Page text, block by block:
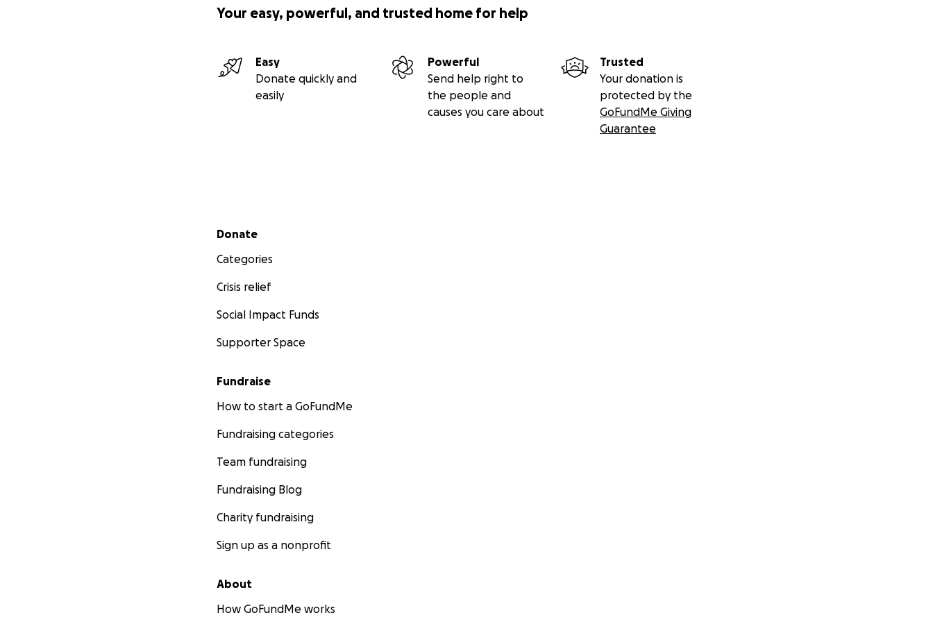
Your easy, powerful, and trusted home for help
Easy
Donate quickly and
easily
Powerful
Send help right to
the people and
causes you care about
Trusted
Your donation is
protected by the
GoFundMe Giving
Guarantee
Secondary menu
Donate
Categories
Crisis relief
Social Impact Funds
Supporter Space
Fundraise
How to start a GoFundMe
Fundraising categories
Team fundraising
Fundraising Blog
Charity fundraising
Sign up as a nonprofit
About
How GoFundMe works